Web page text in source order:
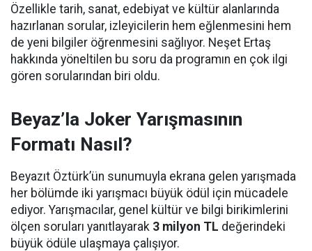
Özellikle tarih, sanat, edebiyat ve kültür alanlarında
hazırlanan sorular, izleyicilerin hem eğlenmesini hem
de yeni bilgiler öğrenmesini sağlıyor. Neşet Ertaş
hakkında yöneltilen bu soru da programın en çok ilgi
gören sorularından biri oldu.
Beyaz’la Joker Yarışmasının
Formatı Nasıl?
Beyazıt Öztürk’ün sunumuyla ekrana gelen yarışmada
her bölümde iki yarışmacı büyük ödül için mücadele
ediyor. Yarışmacılar, genel kültür ve bilgi birikimlerini
ölçen soruları yanıtlayarak 3 milyon TL değerindeki
büyük ödüle ulaşmaya çalışıyor.